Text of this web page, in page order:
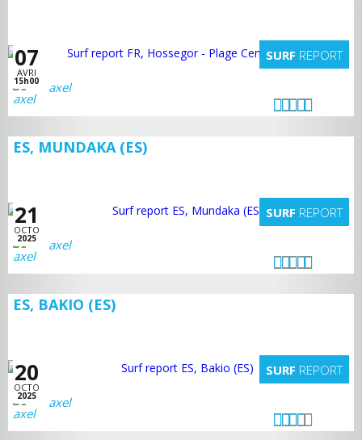
07
AVRI
15h00
SURF REPORT
axel
ES, MUNDAKA (ES)
21
OCTO
2025
SURF REPORT
axel
ES, BAKIO (ES)
20
OCTO
2025
SURF REPORT
axel